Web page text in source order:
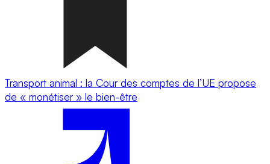
Transport animal : la Cour des comptes de l’UE propose
de « monétiser » le bien-être